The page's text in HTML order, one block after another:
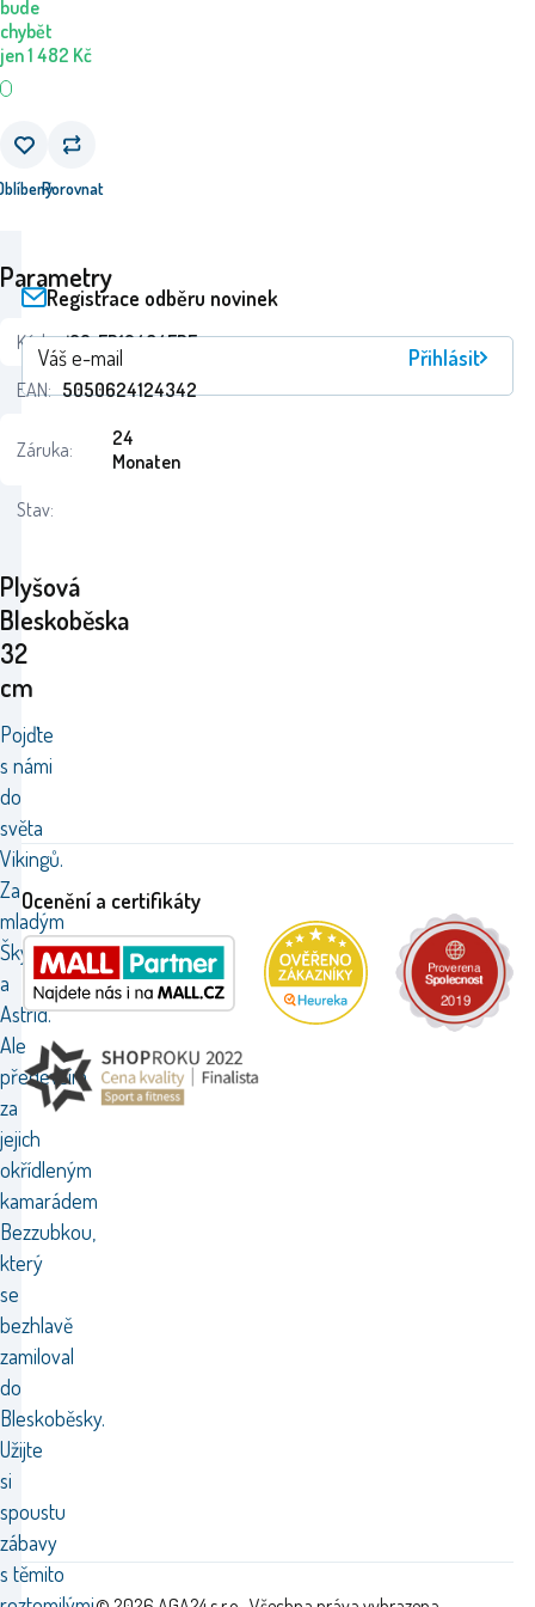
bude
chybět
jen1 482 Kč
Porovnat
Plyšová
Bleskoběska
32
cm
Pojďte
s námi
do
světa
Vikingů.
Za
mladým
Škyťákem
a
Astrid.
Ale
především
za
jejich
okřídleným
kamarádem
Bezzubkou,
který
se
bezhlavě
zamiloval
do
Bleskoběsky.
Užijte
si
spoustu
zábavy
s těmito
Parametry
Kód:
i69_EP12434EPE
EAN: 5050624124342
Záruka:
24
Monaten
Stav:
Registrace odběru novinek
Přihlásit
Ocenění a certifikáty